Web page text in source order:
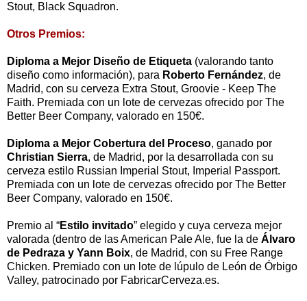
Stout, Black Squadron.
Otros Premios:
Diploma a Mejor Diseño de Etiqueta (valorando tanto
diseño como información), para Roberto Fernández, de
Madrid, con su cerveza Extra Stout, Groovie - Keep The
Faith. Premiada con un lote de cervezas ofrecido por The
Better Beer Company, valorado en 150€.
Diploma a Mejor Cobertura del Proceso, ganado por
Christian Sierra, de Madrid, por la desarrollada con su
cerveza estilo Russian Imperial Stout, Imperial Passport.
Premiada con un lote de cervezas ofrecido por The Better
Beer Company, valorado en 150€.
Premio al “Estilo invitado” elegido y cuya cerveza mejor
valorada (dentro de las American Pale Ale, fue la de Álvaro
de Pedraza y Yann Boix, de Madrid, con su Free Range
Chicken. Premiado con un lote de lúpulo de León de Órbigo
Valley, patrocinado por FabricarCerveza.es.